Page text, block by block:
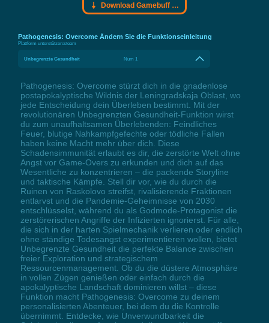
Download Gamebuff Trainer
Pathogenesis: Overcome Ändern Sie die Funktionseinleitung
Plattform unterstützen:steam
Unbegrenzte Gesundheit Num 1
Pathogenesis: Overcome stürzt dich in die gnadenlose
postapokalyptische Wildnis der Leningradskaja Oblast, wo
jede Entscheidung dein Überleben bestimmt. Mit der
revolutionären Unbegrenzten Gesundheit-Funktion wirst
du zum unaufhaltsamen Überlebenden: Feindliches
Feuer, blutige Nahkampfgefechte oder tödliche Fallen
haben keine Macht mehr über dich. Diese
Schadensimmunität erlaubt es dir, die zerstörte Welt ohne
Angst vor Game-Overs zu erkunden und dich auf das
Wesentliche zu konzentrieren – die packende Storyline
und taktische Kämpfe. Stell dir vor, wie du durch die
Ruinen von Raskolovo streifst, rivalisierende Fraktionen
entlarvst und die Pandemie-Geheimnisse von 2030
entschlüsselst, während du als Godmode-Protagonist die
zerstörerischen Angriffe der Infizierten ignorierst. Für alle,
die sich in der harten Spielmechanik verlieren oder endlich
ohne ständige Todesangst experimentieren wollen, bietet
Unbegrenzte Gesundheit die perfekte Balance zwischen
freier Exploration und strategischem
Ressourcenmanagement. Ob du die düstere Atmosphäre
in vollen Zügen genießen oder einfach durch die
apokalyptische Landschaft dominieren willst – diese
Funktion macht Pathogenesis: Overcome zu deinem
personalisierten Abenteuer, bei dem du die Kontrolle
übernimmt. Entdecke, wie Unverwundbarkeit die